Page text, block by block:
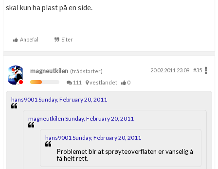
skal kun ha plast på en side.
Anbefal Siter
magneutkilen (trådstarter) 20.02.2011 23.09
#35
111
vestlandet 0
hans9001 Sunday, February 20, 2011
magneutkilen Sunday, February 20, 2011
hans9001 Sunday, February 20, 2011
Problemet blr at sprøyteoverflaten er vanselig å
få helt rett.